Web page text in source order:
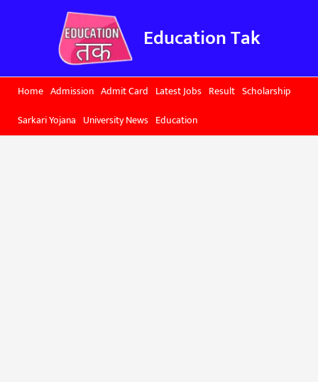
Education Tak
Home Admission Admit Card Latest Jobs Result Scholarship
Sarkari Yojana University News Education